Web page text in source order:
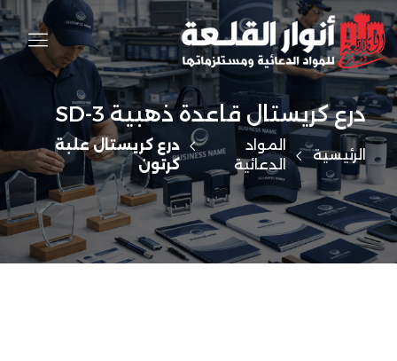
درع كريستال قاعدة ذهبية SD-3
الرئيسية
المواد
الدعائية
درع كريستال علبة
كرتون